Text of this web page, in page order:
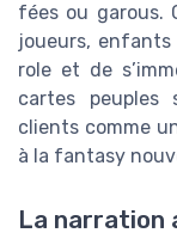
fées ou garous.
joueurs, enfants
role et de
cartes
clients comme
à la fantasy
La narration